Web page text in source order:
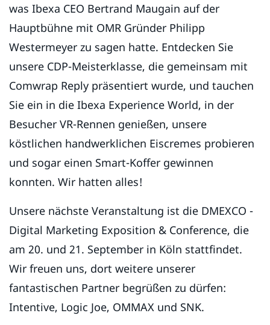
was Ibexa CEO Bertrand Maugain auf der
Hauptbühne mit OMR Gründer Philipp
Westermeyer zu sagen hatte. Entdecken Sie
unsere CDP-Meisterklasse, die gemeinsam mit
Comwrap Reply präsentiert wurde, und tauchen
Sie ein in die Ibexa Experience World, in der
Besucher VR-Rennen genießen, unsere
köstlichen handwerklichen Eiscremes probieren
und sogar einen Smart-Koffer gewinnen
konnten. Wir hatten alles!
Unsere nächste Veranstaltung ist die DMEXCO -
Digital Marketing Exposition & Conference, die
am 20. und 21. September in Köln stattfindet.
Wir freuen uns, dort weitere unserer
fantastischen Partner begrüßen zu dürfen:
Intentive, Logic Joe, OMMAX und SNK.